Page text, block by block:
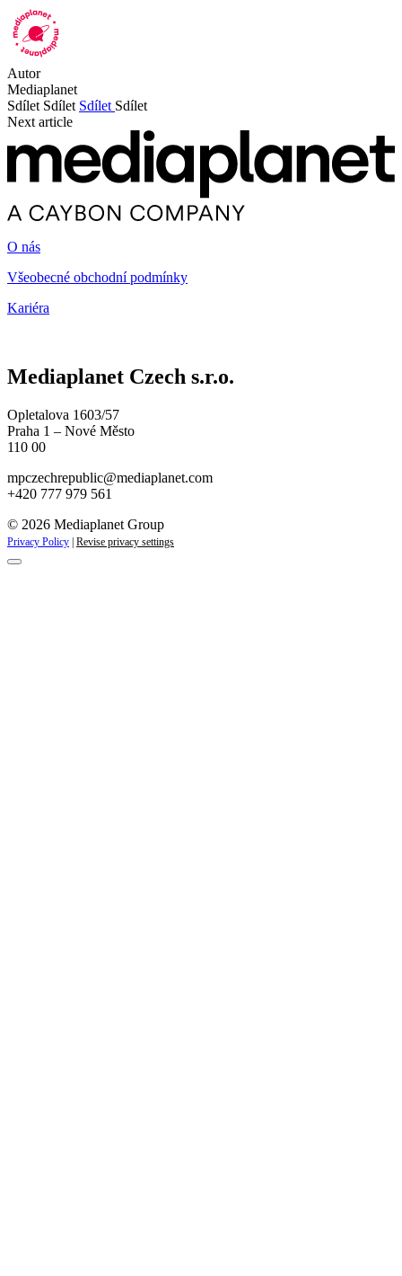
Autor
Mediaplanet
Sdílet Sdílet Sdílet Sdílet
Next article
O nás
Všeobecné obchodní podmínky
Kariéra
Mediaplanet Czech s.r.o.
Opletalova 1603/57
Praha 1 – Nové Město
110 00
mpczechrepublic@mediaplanet.com
+420 777 979 561
© 2026 Mediaplanet Group
Privacy Policy Revise privacy settings